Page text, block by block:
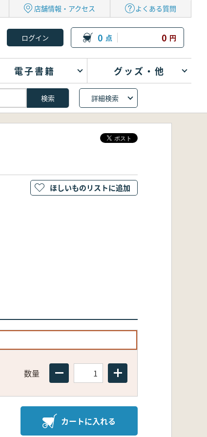
店舗情報・アクセス よくある質問
0 点 0 円
電子書籍 グッズ・他
詳細検索
数量
カートに入れる
ほしいものリストに追加